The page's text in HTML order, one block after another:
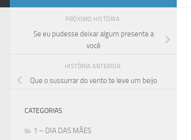
PRÓXIMO HISTÓRIA
Se eu pudesse deixar algum presente a
você
HISTÓRIA ANTERIOR
Que o sussurrar do vento te leve um beijo
CATEGORIAS
1 – DIA DAS MÃES